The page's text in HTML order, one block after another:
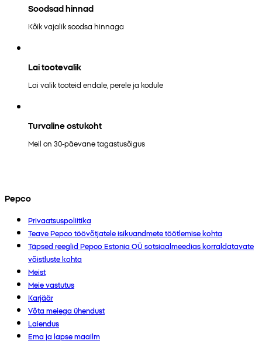
Soodsad hinnad
Kõik vajalik soodsa hinnaga
Lai tootevalik
Lai valik tooteid endale, perele ja kodule
Turvaline ostukoht
Meil on 30-päevane tagastusõigus
Pepco
Privaatsuspoliitika
Teave Pepco töövõtjatele isikuandmete töötlemise kohta
Täpsed reeglid Pepco Estonia OÜ sotsiaalmeedias korraldatavate
võistluste kohta
Meist
Meie vastutus
Karjäär
Võta meiega ühendust
Laiendus
Ema ja lapse maailm